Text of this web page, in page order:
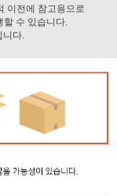
이전에 참고용으로
할 수 있습니다.
니다.